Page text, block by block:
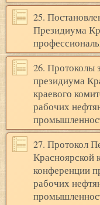
25.
Президиума
26. Протоколы
президиума
краевого
рабочих
27. Протокол
Красноярской
конференции
рабочих